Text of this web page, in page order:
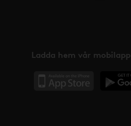
Ladda hem vår mobilapp